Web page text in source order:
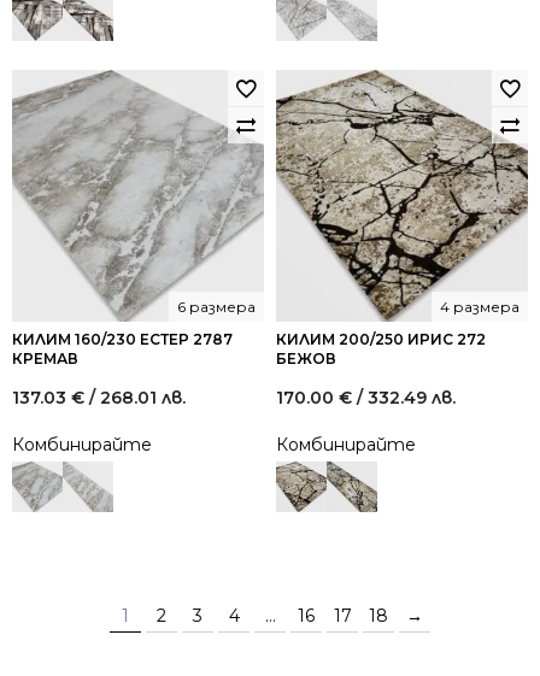
КИЛИМ 160/230 ЕСТЕР 2787
КРЕМАВ
6 размера
137.03 € / 268.01 лв.
Комбинирайте
КИЛИМ 200/250 ИРИС 272
БЕЖОВ
4 размера
170.00 € / 332.49 лв.
Комбинирайте
1 2 3 4 … 16 17 18 →